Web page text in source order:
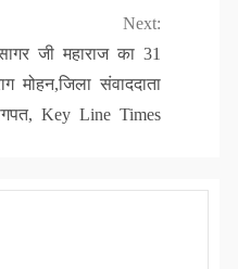
Next:
जी महाराज का 31
मोहन,जिला संवाददाता
Key Line Times